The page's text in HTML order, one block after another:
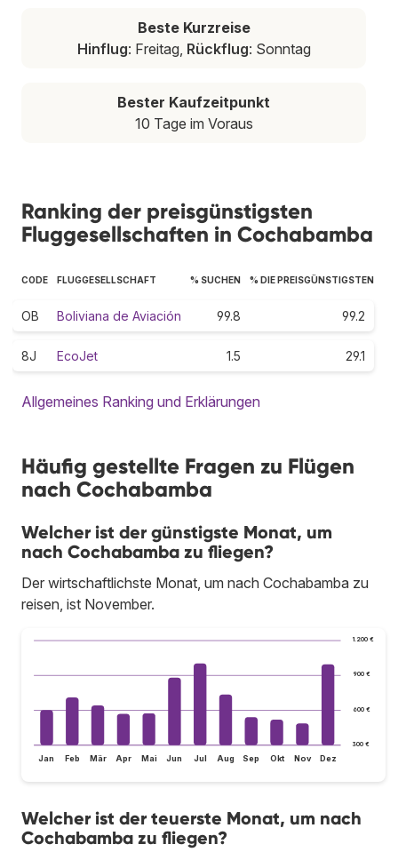
Beste Kurzreise
Hinflug: Freitag, Rückflug: Sonntag
Bester Kaufzeitpunkt
10 Tage im Voraus
Ranking der preisgünstigsten
Fluggesellschaften in Cochabamba
CODE FLUGGESELLSCHAFT % SUCHEN % DIE PREISGÜNSTIGSTEN
OB Boliviana de Aviación 99.8 99.2
8J EcoJet 1.5 29.1
Allgemeines Ranking und Erklärungen
Häufig gestellte Fragen zu Flügen
nach Cochabamba
Welcher ist der günstigste Monat, um
nach Cochabamba zu fliegen?
Der wirtschaftlichste Monat, um nach Cochabamba zu
reisen, ist November.
300 €
600 €
900 €
1.200 €
Jan Feb Mär Apr Mai Jun Jul Aug Sep Okt Nov Dez
Welcher ist der teuerste Monat, um nach
Cochabamba zu fliegen?